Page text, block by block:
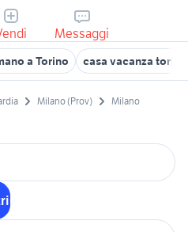
Messaggi
a Torino casa vacanza
Milano (Prov) Milano